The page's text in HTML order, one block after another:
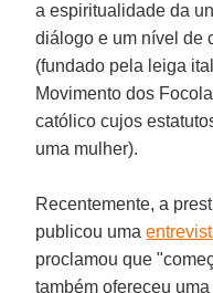
a espiritualidade da
diálogo e um nível de
(fundado pela leiga
Movimento dos
católico cujos
uma mulher).
Recentemente, a
publicou uma
proclamou que
também ofereceu